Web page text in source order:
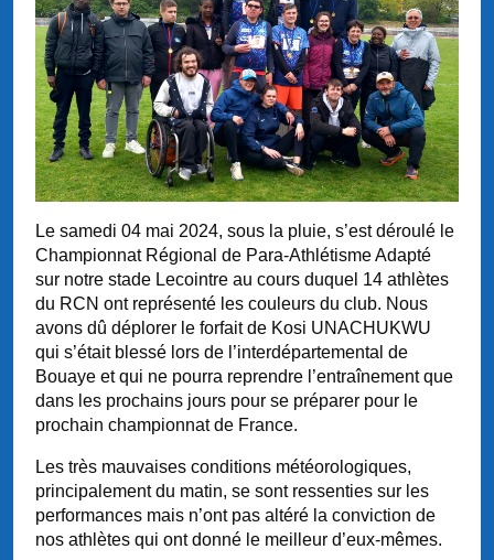
Le samedi 04 mai 2024, sous la pluie, s’est déroulé le
Championnat Régional de Para-Athlétisme Adapté
sur notre stade Lecointre au cours duquel 14 athlètes
du RCN ont représenté les couleurs du club. Nous
avons dû déplorer le forfait de Kosi UNACHUKWU
qui s’était blessé lors de l’interdépartemental de
Bouaye et qui ne pourra reprendre l’entraînement que
dans les prochains jours pour se préparer pour le
prochain championnat de France.
Les très mauvaises conditions météorologiques,
principalement du matin, se sont ressenties sur les
performances mais n’ont pas altéré la conviction de
nos athlètes qui ont donné le meilleur d’eux-mêmes.